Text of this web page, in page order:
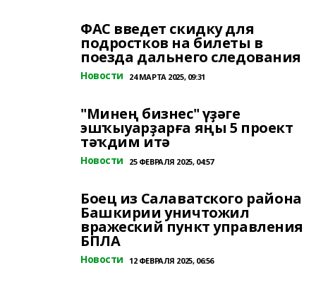
ФАС введет скидку для
подростков на билеты в
поезда дальнего следования
Новости 24 МАРТА 2025, 09:31
"Минең бизнес" үҙәге
эшҡыуарҙарға яңы 5 проект
тәҡдим итә
Новости 25 ФЕВРАЛЯ 2025, 04:57
Боец из Салаватского района
Башкирии уничтожил
вражеский пункт управления
БПЛА
Новости 12 ФЕВРАЛЯ 2025, 06:56